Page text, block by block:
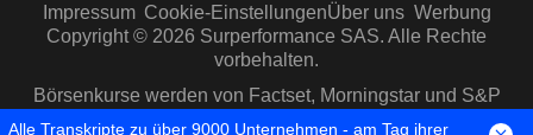
Impressum Cookie-EinstellungenÜber uns Werbung
Copyright © 2026 Surperformance SAS. Alle Rechte
vorbehalten.
Börsenkurse werden von Factset, Morningstar und S&P
Capital IQ zur Verfügung gestellt
Alle Transkripte zu über 9000 Unternehmen - am Tag ihrer